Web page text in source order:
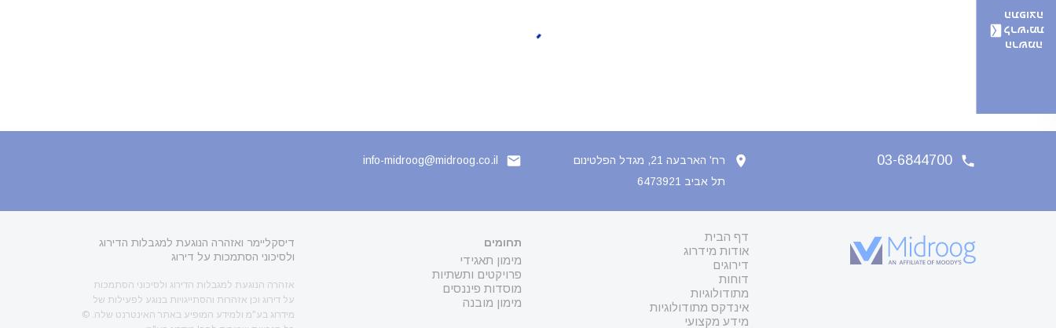
03-6844700
רח' הארבעה 21, מגדל הפלטינום
תל אביב 6473921
info-midroog@midroog.co.il
דף הבית
אודות מידרוג
דירוגים
דוחות
מתודולוגיות
אינדקס מתודולוגיות
מידע מקצועי
תחומים
מימון תאגידי
פרויקטים ותשתיות
מוסדות פיננסים
מימון מובנה
דיסקליימר ואזהרה הנוגעת למגבלות הדירוג
ולסיכוני הסתמכות על דירוג
אזהרה הנוגעת למגבלות הדירוג ולסיכוני הסתמכות
על דירוג וכן אזהרות והסתייגויות בנוגע לפעילות של
מידרוג בע"מ ולמידע המופיע באתר האינטרנט שלה. ©
הרשמה
לרשימת
התפוצה